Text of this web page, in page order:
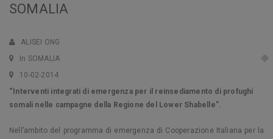
SOMALIA
ALISEI ONG
In SOMALIA
10-02-2014
“Interventi integrati di emergenza per il reinsediamento di profughi
somali nelle campagne della Regione del Lower Shabelle”.
Nell’ambito del programma di emergenza di Cooperazione Italiana per la